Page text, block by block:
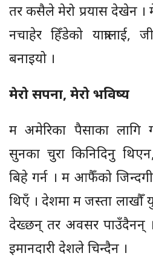
तर कसैले मेरो प्रयास देखेन ।
नचाहेर हिँडेको यात्रालाई,
बनाइयो ।
मेरो सपना, मेरो भविष्य
म अमेरिका पैसाका लागि
सुनका चुरा किनिदिनु
बिहे गर्न । म आफैँको
थिएँ । देशमा म जस्ता
देख्छन् तर अवसर पाउँदैनन्
इमानदारी देशले चिन्दैन ।